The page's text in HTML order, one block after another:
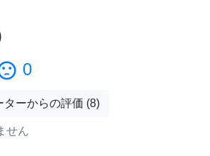
0
ターからの評価 (8)
せん